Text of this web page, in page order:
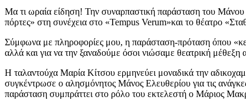
Μα τι ωραία είδηση! Την συναρπαστική παράσταση του Μάνου
πόρτες» στη συνέχεια στο «Tempus Verum»και το θέατρο
Σύμφωνα με πληροφορίες μου, η παράσταση-πρόταση όπου
αλλά και για να την ξαναδούμε όσοι νιώσαμε θεατρική μέθεξη
Η ταλαντούχα Μαρία Κίτσου ερμηνεύει μοναδικά την
συγκέντρωσε ο αλησμόνητος Μάνος Ελευθερίου για τις
παράσταση συμπράττει στο ρόλο του εκτελεστή ο Μάριος